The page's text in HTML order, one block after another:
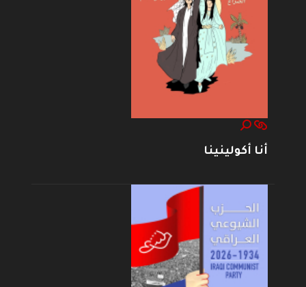
أنا أكولينينا